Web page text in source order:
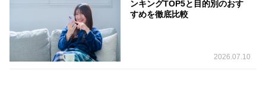
ンキングTOP5と目的別のおす
すめを徹底比較
2026.07.10